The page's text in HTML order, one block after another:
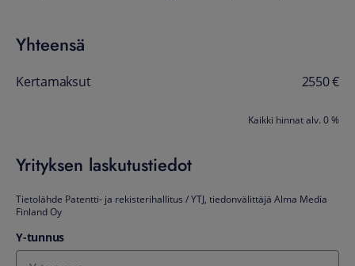
Yhteensä
Kertamaksut 2550 €
Kaikki hinnat alv. 0 %
Yrityksen laskutustiedot
Tietolähde Patentti- ja rekisterihallitus / YTJ, tiedonvälittäjä Alma Media
Finland Oy
Y-tunnus